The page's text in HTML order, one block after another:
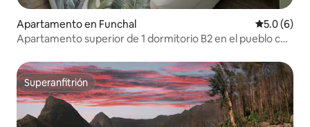
Apartamento en Funchal
5.0 (6)
Apartamento superior de 1 dormitorio B2 en el pueblo con
Superanfitrión
Superanfitrión